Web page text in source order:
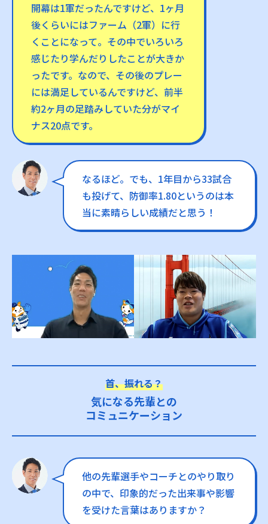
開幕は1軍だったんですけど、1ヶ月
後くらいにはファーム（2軍）に行
くことになって。その中でいろいろ
感じたり学んだりしたことが大きか
ったです。なので、その後のプレー
には満足しているんですけど、前半
約2ヶ月の足踏みしていた分がマイ
ナス20点です。
なるほど。でも、1年目から33試合
も投げて、防御率1.80というのは本
当に素晴らしい成績だと思う！
首、振れる？
気になる先輩との
コミュニケーション
他の先輩選手やコーチとのやり取り
の中で、印象的だった出来事や影響
を受けた言葉はありますか？